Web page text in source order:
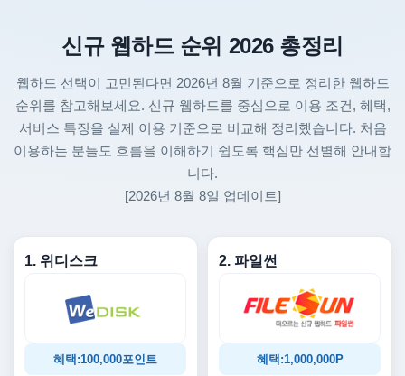
신규 웹하드 순위 2026 총정리
웹하드 선택이 고민된다면 2026년 8월 기준으로 정리한 웹하드
순위를 참고해보세요. 신규 웹하드를 중심으로 이용 조건, 혜택,
서비스 특징을 실제 이용 기준으로 비교해 정리했습니다. 처음
이용하는 분들도 흐름을 이해하기 쉽도록 핵심만 선별해 안내합
니다.
[2026년 8월 8일 업데이트]
1. 위디스크
혜택:100,000포인트
2. 파일썬
혜택:1,000,000P